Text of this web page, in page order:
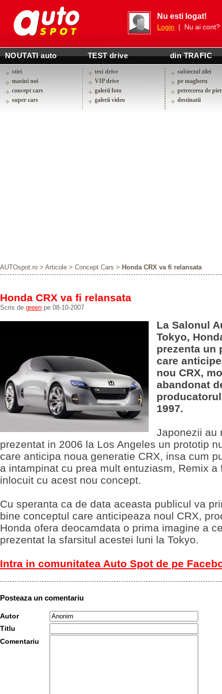
Nu esti logat!
Login| Nu ai cont?
NOUTATI auto TEST drive din TRAFIC
stiri
masini noi
concept cars
super cars
test drive
VIP drive
galerii foto
galerii video
subiectul zilei
pe magheru
petrecerea de
destinatii
AUTOspot.ro > Articole > Concept Cars > Honda CRX va fi relansata
Honda CRX va fi relansata
Scris de green pe 08-10-2007
La Salonul
Tokyo,
prezenta un
care
nou CRX,
abandonat
1997.
Japonezii au
prezentat in 2006 la Los Angeles un prototip
care anticipa noua generatie CRX, insa cum
a intampinat cu prea mult entuziasm, Remix a
inlocuit cu acest nou concept.
Cu speranta ca de data aceasta publicul va
bine conceptul care anticipeaza noul CRX,
Honda ofera deocamdata o prima imagine a
prezentat la sfarsitul acestei luni la Tokyo.
Intra in comunitatea Auto Spot de pe
Posteaza un comentariu
Autor
Titlu
Comentariu